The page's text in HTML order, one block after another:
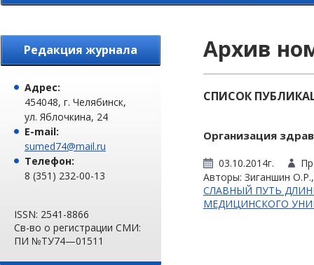
Редакция журнала
Адрес:
454048, г. Челябинск,
ул. Яблочкина, 24
E-mail:
sumed74@mail.ru
Телефон:
8 (351) 232-00-13
ISSN: 2541-8866
Св-во о регистрации СМИ:
ПИ №ТУ74—01511
Архив
СПИСОК
Организация
03.10.2014г.
Авторы: Зиганшин
СЛАВНЫЙ ПУТЬ
МЕДИЦИНСКОГО